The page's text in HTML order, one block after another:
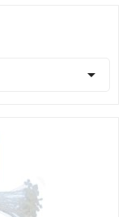
